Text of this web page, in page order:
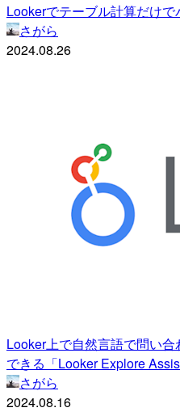
Lookerでテーブル計算だけ
さがら
2024.08.26
Looker上で自然言語で問い
できる「Looker Explore
さがら
2024.08.16